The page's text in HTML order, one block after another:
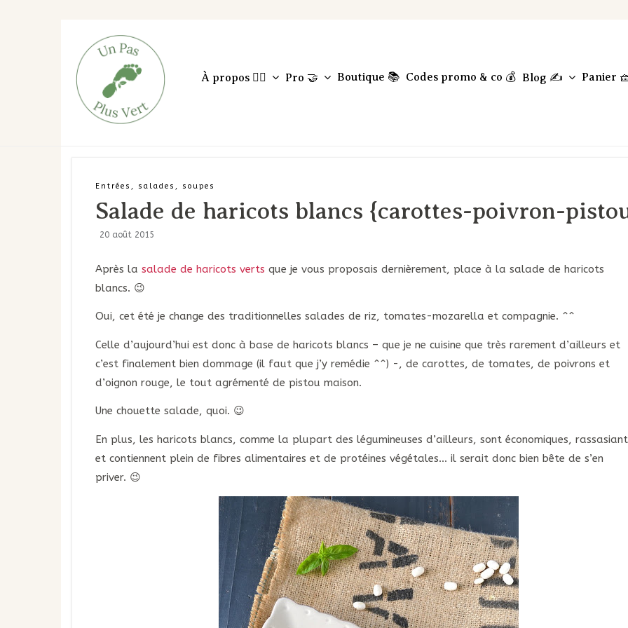
À propos 🙋‍♀️ Pro 🤝 Boutique 📚 Codes promo & co 💰 Blog ✍️ Panier
Entrées, salades, soupes
Salade de haricots blancs {carottes-poivron-
20 août 2015
Après la salade de haricots verts que je vous proposais dernièrement, place à la salade de haricots
blancs. 😉
Oui, cet été je change des traditionnelles salades de riz, tomates-mozarella et compagnie. ^^
Celle d’aujourd’hui est donc à base de haricots blancs – que je ne cuisine que très rarement d’ailleurs et
c’est finalement bien dommage (il faut que j’y remédie ^^) -, de carottes, de tomates, de poivrons et
d’oignon rouge, le tout agrémenté de pistou maison.
Une chouette salade, quoi. 😉
En plus, les haricots blancs, comme la plupart des légumineuses d’ailleurs, sont économiques,
et contiennent plein de fibres alimentaires et de protéines végétales… il serait donc bien bête de s’en
priver. 😉